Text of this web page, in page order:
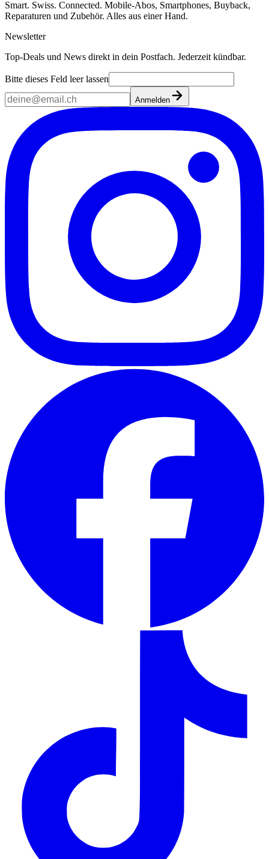
Smart. Swiss. Connected. Mobile-Abos, Smartphones, Buyback,
Reparaturen und Zubehör. Alles aus einer Hand.
Newsletter
Top-Deals und News direkt in dein Postfach. Jederzeit kündbar.
Bitte dieses Feld leer lassen
Anmelden